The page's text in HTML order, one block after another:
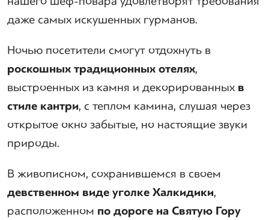
даже самых искушенных гурманов.
Ночью посетители смогут отдохнуть в
роскошныхтрадиционных отелях,
выстроенных из камня и декорированных в
стиле кантри, с теплом камина, слушая через
открытое окно забытые, но настоящие звуки
природы.
В живописном, сохранившемся в своем
девственном виде уголке Халкидики,
расположенном по дороге на Святую Гору